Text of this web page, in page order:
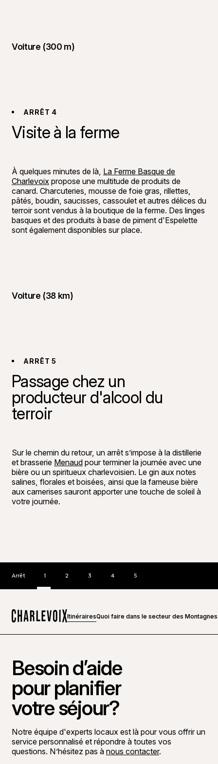
Voiture (300 m)
ARRÊT 4
Visite à la ferme
À quelques minutes de là, La Ferme Basque de
Charlevoix propose une multitude de produits de
canard. Charcuteries, mousse de foie gras, rillettes,
pâtés, boudin, saucisses, cassoulet et autres délices du
terroir sont vendus à la boutique de la ferme. Des linges
basques et des produits à base de piment d'Espelette
sont également disponibles sur place.
Voiture (38 km)
ARRÊT 5
Passage chez un
producteur d'alcool du
terroir
Sur le chemin du retour, un arrêt s’impose à la distillerie
et brasserie Menaud pour terminer la journée avec une
bière ou un spiritueux charlevoisien. Le gin aux notes
salines, florales et boisées, ainsi que la fameuse bière
aux camerises sauront apporter une touche de soleil à
votre journée.
Arrêt 1 2 3 4 5
ItinérairesQuoi faire dans le secteur des
Besoin d’aide
pour planifier
votre séjour?
Notre équipe d'experts locaux est là pour vous offrir un
service personnalisé et répondre à toutes vos
questions. N’hésitez pas à nous contacter.